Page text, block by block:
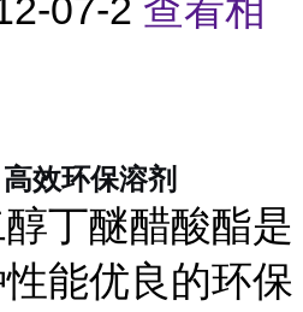
07-2 查看相
效环保溶剂
丁醚醋酸酯是
能优良的环保